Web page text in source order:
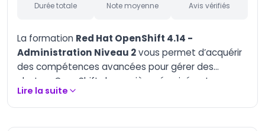
AI-Augmented
Entrepreneur
AI-Augmented
Creative Manager
Durée totale Note moyenne Avis vérifiés
La formation Red Hat OpenShift 4.14 -
Administration Niveau 2vous permet d’acquérir
des compétences avancées pour gérer des
clusters OpenShift de manière sécurisée et
efficace. Vous apprendrez à résoudre des
problèmes complexes, à automatiser des tâches
et à optimiser les performances des plateformes.
Lire la suite